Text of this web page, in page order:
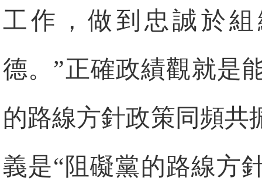
工作，做到忠誠於
德。”正確政績觀就是
的路線方針政策同頻共
義是“阻礙黨的路線方